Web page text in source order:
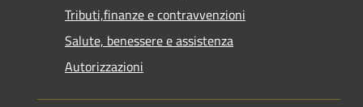
Tributi,finanze e contravvenzioni
Salute, benessere e assistenza
Autorizzazioni